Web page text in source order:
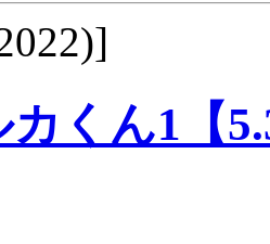
カくん1【